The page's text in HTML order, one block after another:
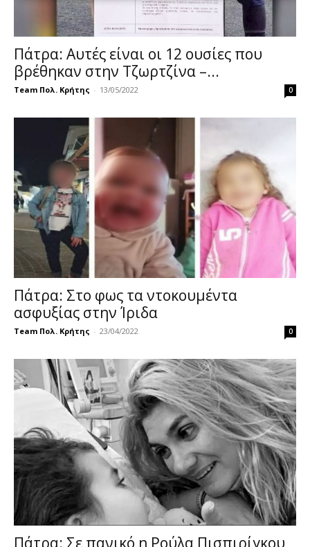
Πάτρα: Αυτές είναι οι 12 ουσίες που
βρέθηκαν στην Τζωρτζίνα –...
Team Πολ. Κρήτης - 13/05/2022 0
Πάτρα: Στο φως τα ντοκουμέντα
ασφυξίας στην Ίριδα
Team Πολ. Κρήτης - 23/04/2022 0
Πάτρα: Σε πανικό η Ρούλα Πισπιρίγκου